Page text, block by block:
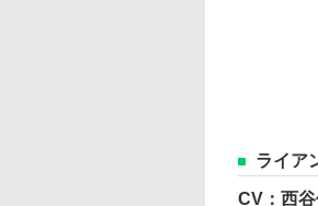
ライア
CV：西